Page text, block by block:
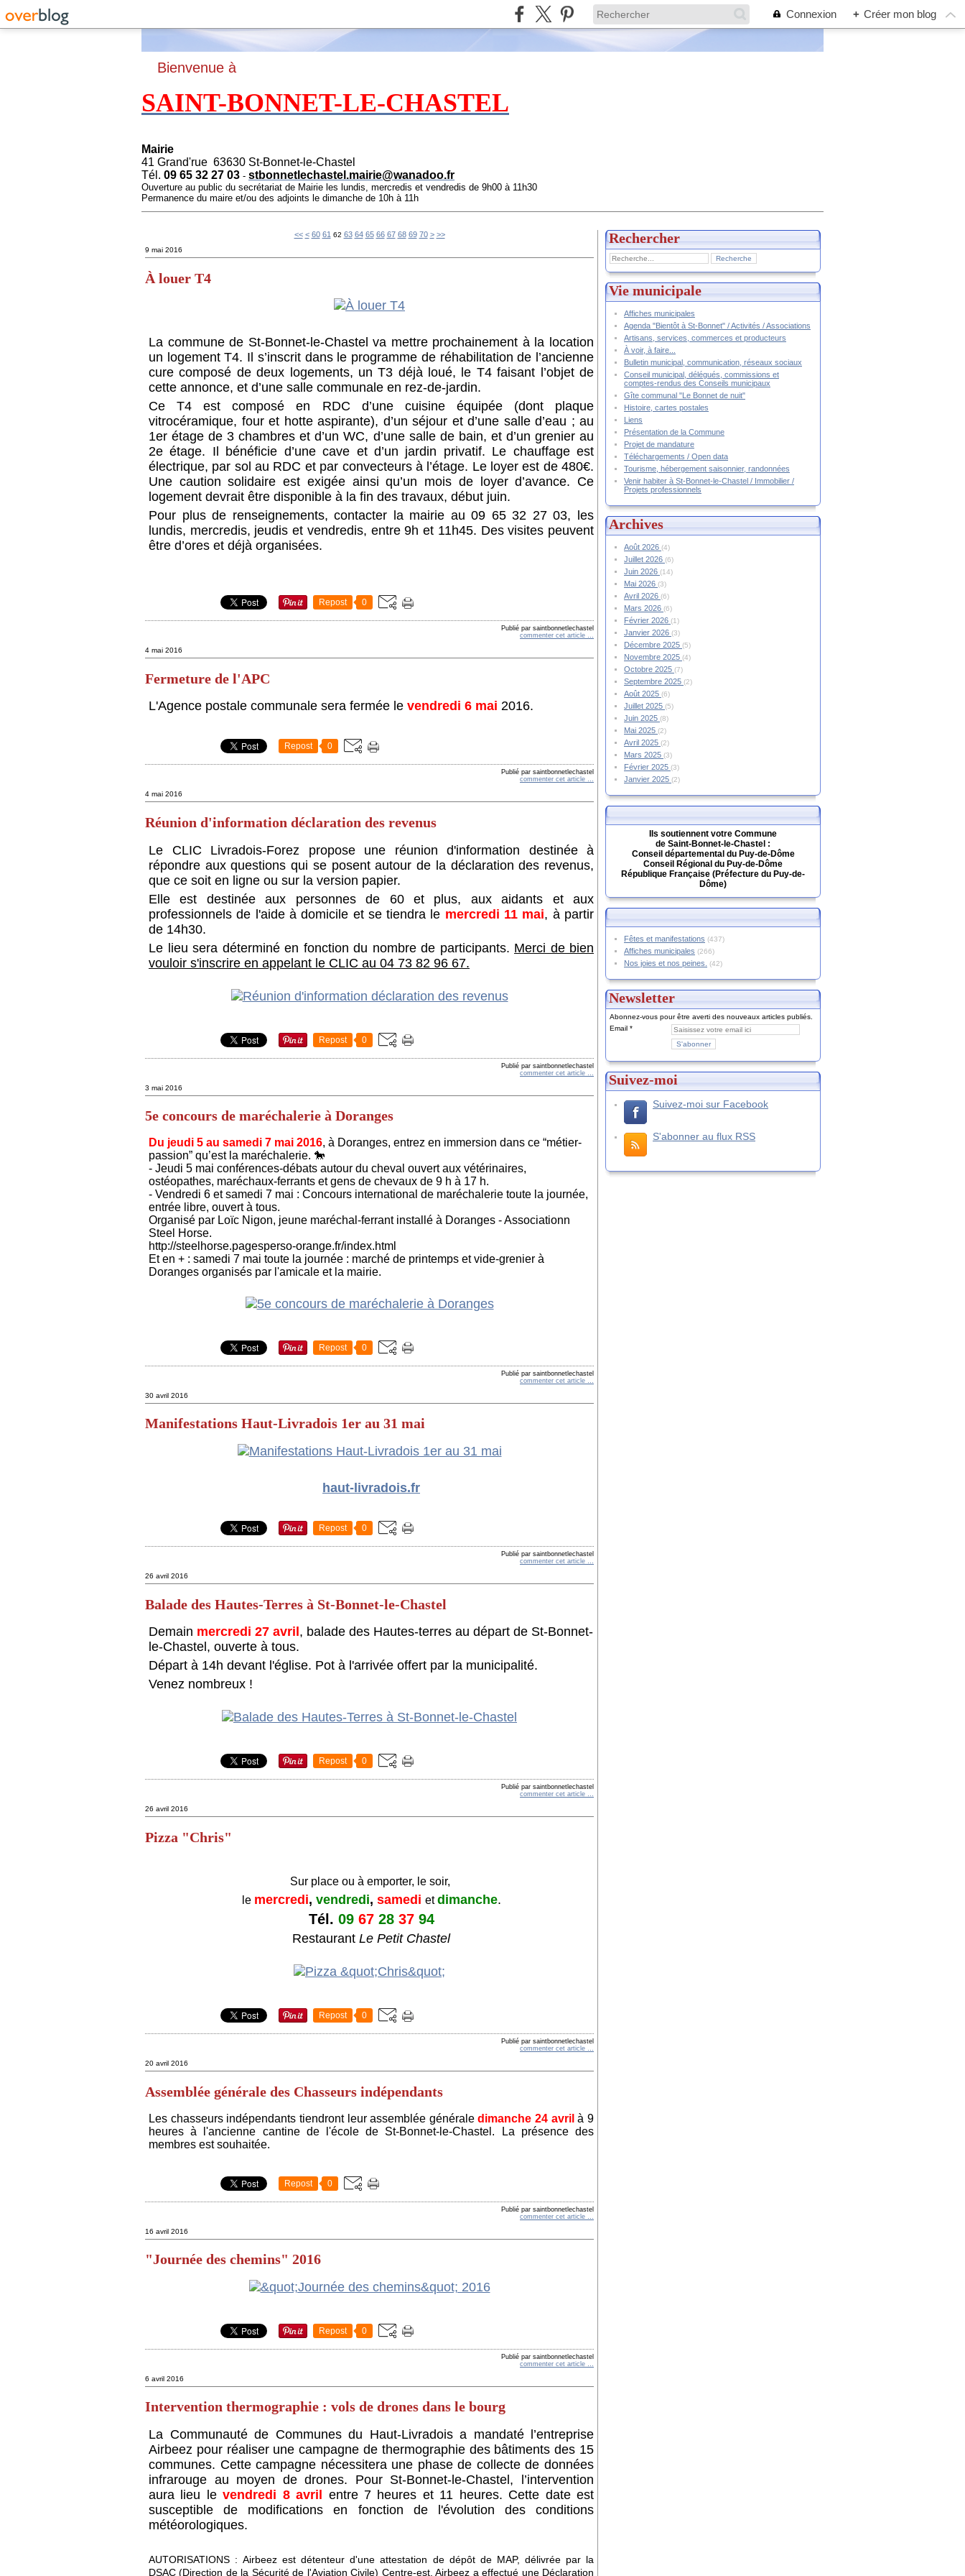
Connexion + Créer mon blog
Bienvenue à
SAINT-BONNET-LE-CHASTEL
Mairie
41 Grand'rue 63630 St-Bonnet-le-Chastel
Tél. 09 65 32 27 03 - stbonnetlechastel.mairie@wanadoo.fr
Ouverture au public du secrétariat de Mairie les lundis, mercredis et vendredis de 9h00 à 11h30
Permanence du maire et/ou des adjoints le dimanche de 10h à 11h
<< < 10
20
30
40
50
60 61 62 63 64 65 66 67 68 69 70 80
90
100
> >>
9 mai 2016
À louer T4
La commune de St-Bonnet-le-Chastel va mettre prochainement à la location
un logement T4. Il s’inscrit dans le programme de réhabilitation de l’ancienne
cure composé de deux logements, un T3 déjà loué, le T4 faisant l’objet de
cette annonce, et d’une salle communale en rez-de-jardin.
Ce T4 est composé en RDC d’une cuisine équipée (dont plaque
vitrocéramique, four et hotte aspirante), d’un séjour et d’une salle d’eau ; au
1er étage de 3 chambres et d’un WC, d’une salle de bain, et d’un grenier au
2e étage. Il bénéficie d’une cave et d’un jardin privatif. Le chauffage est
électrique, par sol au RDC et par convecteurs à l’étage. Le loyer est de 480€.
Une caution solidaire est exigée ainsi qu’un mois de loyer d’avance. Ce
logement devrait être disponible à la fin des travaux, début juin.
Pour plus de renseignements, contacter la mairie au 09 65 32 27 03, les
lundis, mercredis, jeudis et vendredis, entre 9h et 11h45. Des visites peuvent
être d’ores et déjà organisées.
Repost 0
Publié par saintbonnetlechastel
commenter cet article …
4 mai 2016
Fermeture de l'APC
L'Agence postale communale sera fermée le vendredi 6 mai 2016.
Repost 0
Publié par saintbonnetlechastel
commenter cet article …
4 mai 2016
Réunion d'information déclaration des revenus
Le CLIC Livradois-Forez propose une réunion d'information destinée à
répondre aux questions qui se posent autour de la déclaration des revenus,
que ce soit en ligne ou sur la version papier.
Elle est destinée aux personnes de 60 et plus, aux aidants et aux
professionnels de l'aide à domicile et se tiendra le mercredi 11 mai, à partir
de 14h30.
Le lieu sera déterminé en fonction du nombre de participants. Merci de bien
vouloir s'inscrire en appelant le CLIC au 04 73 82 96 67.
Repost 0
Publié par saintbonnetlechastel
commenter cet article
3 mai 2016
5e concours de maréchalerie à Doranges
Du jeudi 5 au samedi 7 mai 2016, à Doranges, entrez en immersion dans ce “métier-
passion” qu’est la maréchalerie. 🐎
- Jeudi 5 mai conférences-débats autour du cheval ouvert aux vétérinaires,
ostéopathes, maréchaux-ferrants et gens de chevaux de 9 h à 17 h.
- Vendredi 6 et samedi 7 mai : Concours international de maréchalerie toute la journée,
entrée libre, ouvert à tous.
Organisé par Loïc Nigon, jeune maréchal-ferrant installé à Doranges - Associationn
Steel Horse.
http://steelhorse.pagesperso-orange.fr/index.html
Et en + : samedi 7 mai toute la journée : marché de printemps et vide-grenier à
Doranges organisés par l'amicale et la mairie.
Repost 0
Publié par saintbonnetlechastel
commenter cet article
30 avril 2016
Manifestations Haut-Livradois 1er au 31 mai
haut-livradois.fr
Repost 0
Publié par saintbonnetlechastel
commenter cet article
26 avril 2016
Balade des Hautes-Terres à St-Bonnet-le-Chastel
Demain mercredi 27 avril , balade des Hautes-terres au départ de St-Bonnet-
le-Chastel, ouverte à tous.
Départ à 14h devant l'église. Pot à l'arrivée offert par la municipalité.
Venez nombreux !
Repost 0
Publié par saintbonnetlechastel
commenter cet article …
26 avril 2016
Pizza "Chris"
Sur place ou à emporter, le soir,
le mercredi, vendredi, samedi etdimanche.
Tél. 09 67 28 37 94
Restaurant Le Petit Chastel
Repost 0
Publié par saintbonnetlechastel
commenter cet article …
20 avril 2016
Assemblée générale des Chasseurs indépendants
Les chasseurs indépendants tiendront leur assemblée généraledimanche 24 avrilà 9
heures à l'ancienne cantine de l'école de St-Bonnet-le-Chastel. La présence des
membres est souhaitée.
Repost 0
Publié par saintbonnetlechastel
commenter cet article
16 avril 2016
"Journée des chemins" 2016
Repost 0
Publié par saintbonnetlechastel
commenter cet article
6 avril 2016
Intervention thermographie : vols de drones dans le bourg
La Communauté de Communes du Haut-Livradois a mandaté l’entreprise
Airbeez pour réaliser une campagne de thermographie des bâtiments des 15
communes. Cette campagne nécessitera une phase de collecte de données
infrarouge au moyen de drones. Pour St-Bonnet-le-Chastel, l’intervention
aura lieu levendredi 8 avril entre 7 heures et 11 heures. Cette date est
susceptible de modifications en fonction de l'évolution des conditions
météorologiques.
AUTORISATIONS :Airbeez est détenteur d'une attestation de dépôt de MAP, délivrée par la
DSAC (Direction de la Sécurité de l'Aviation Civile) Centre-est. Airbeez a effectué une Déclaration
Rechercher
Vie municipale
Affiches municipales
Agenda "Bientôt à St-Bonnet" / Activités / Associations
Artisans, services, commerces et producteurs
À voir, à faire...
Bulletin municipal, communication, réseaux sociaux
Conseil municipal, délégués, commissions et
comptes-rendus des Conseils municipaux
Gîte communal "Le Bonnet de nuit"
Histoire, cartes postales
Liens
Présentation de la Commune
Projet de mandature
Téléchargements / Open data
Tourisme, hébergement saisonnier, randonnées
Venir habiter à St-Bonnet-le-Chastel / Immobilier /
Projets professionnels
Archives
Août 2026 (4)
Juillet 2026 (6)
Juin 2026 (14)
Mai 2026 (3)
Avril 2026 (6)
Mars 2026 (6)
Février 2026 (1)
Janvier 2026 (3)
Décembre 2025 (5)
Novembre 2025 (4)
Octobre 2025 (7)
Septembre 2025 (2)
Août 2025 (6)
Juillet 2025 (5)
Juin 2025 (8)
Mai 2025 (2)
Avril 2025 (2)
Mars 2025 (3)
Février 2025 (3)
Janvier 2025 (2)
Ils soutiennent votre Commune
de Saint-Bonnet-le-Chastel :
Conseil départemental du Puy-de-Dôme
Conseil Régional du Puy-de-Dôme
République Française (Préfecture du Puy-de-
Dôme)
Fêtes et manifestations (437)
Affiches municipales (266)
Nos joies et nos peines. (42)
Newsletter
Abonnez-vous pour être averti des nouveaux articles publiés.
Email
Suivez-moi
Suivez-moi sur Facebook
S'abonner au flux RSS